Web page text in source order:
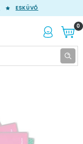
ESKÜVŐ
0